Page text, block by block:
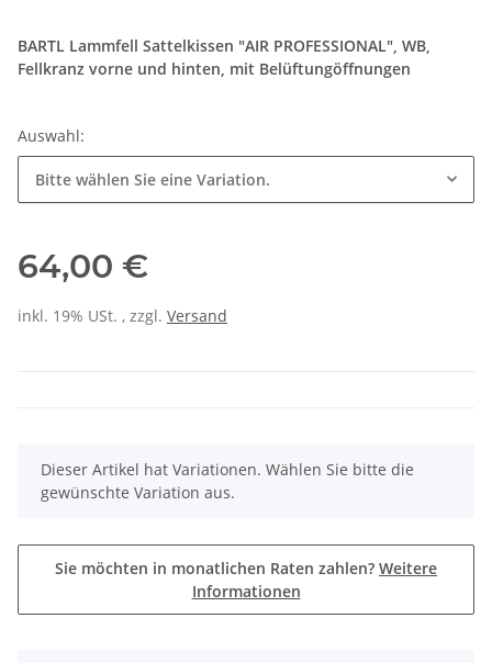
BARTL Lammfell Sattelkissen "AIR PROFESSIONAL", WB,
Fellkranz vorne und hinten, mit Belüftungöffnungen
Auswahl:
Bitte wählen Sie eine Variation.
64,00 €
inkl. 19% USt. , zzgl. Versand
x
Dieser Artikel hat Variationen. Wählen Sie bitte die
gewünschte Variation aus.
Sie möchten in monatlichen Raten zahlen? Weitere
Informationen